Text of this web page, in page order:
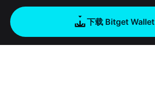
下载 Bitget Wallet